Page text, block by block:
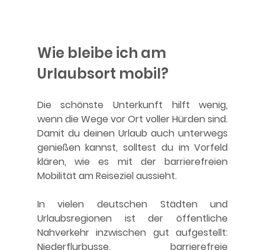
Wie bleibe ich am
Urlaubsort mobil?
Die schönste Unterkunft hilft wenig,
wenn die Wege vor Ort voller Hürden sind.
Damit du deinen Urlaub auch unterwegs
genießen kannst, solltest du im Vorfeld
klären, wie es mit der barrierefreien
Mobilität am Reiseziel aussieht.
In vielen deutschen Städten und
Urlaubsregionen ist der öffentliche
Nahverkehr inzwischen gut aufgestellt:
Niederflurbusse, barrierefreie